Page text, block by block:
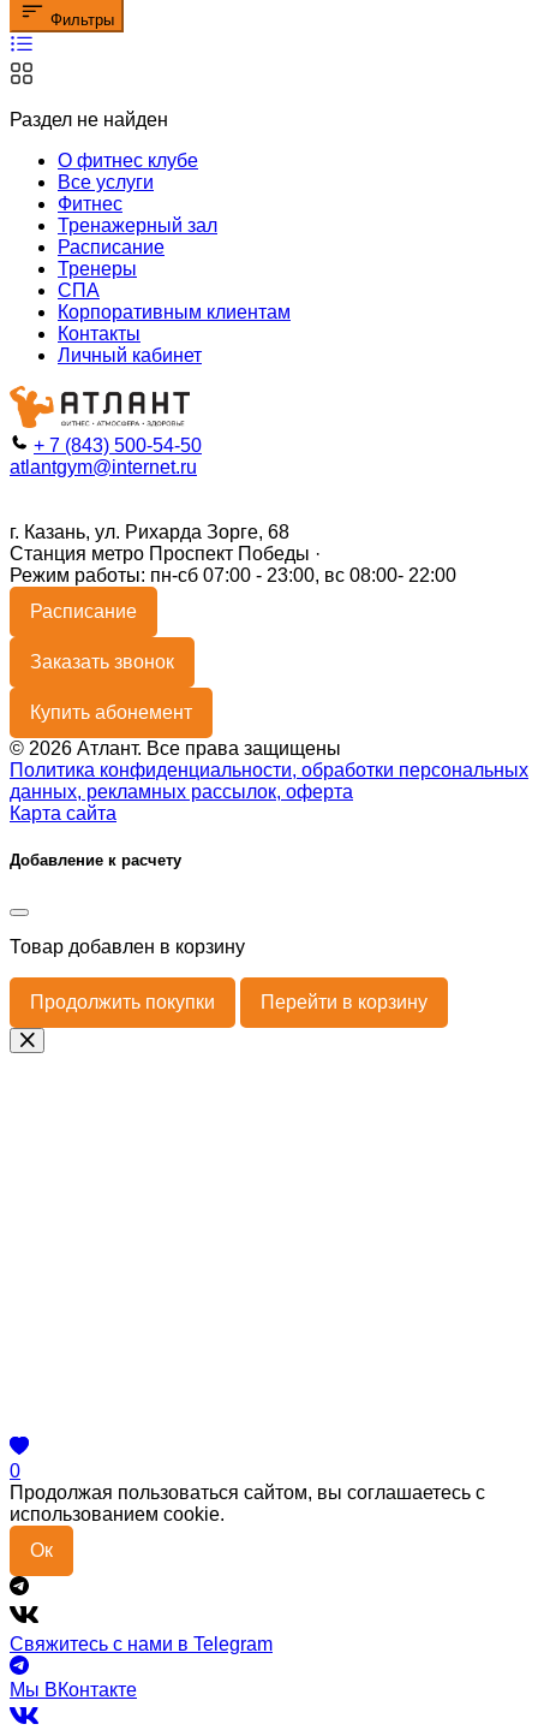
Фильтры
Раздел не найден
О фитнес клубе
Все услуги
Фитнес
Тренажерный зал
Расписание
Тренеры
СПА
Корпоративным клиентам
Контакты
Личный кабинет
+ 7 (843) 500-54-50
atlantgym@internet.ru
г. Казань, ул. Рихарда Зорге, 68
Станция метро Проспект Победы ·
Режим работы: пн-сб 07:00 - 23:00, вс 08:00- 22:00
Расписание
Заказать звонок
Купить абонемент
© 2026 Атлант. Все права защищены
Политика конфиденциальности, обработки персональных
данных, рекламных рассылок, оферта
Карта сайта
Добавление к расчету
Товар добавлен в корзину
Продолжить покупки Перейти в корзину
0
Продолжая пользоваться сайтом, вы соглашаетесь с
использованием cookie.
Ок
Свяжитесь с нами в Telegram
Мы ВКонтакте